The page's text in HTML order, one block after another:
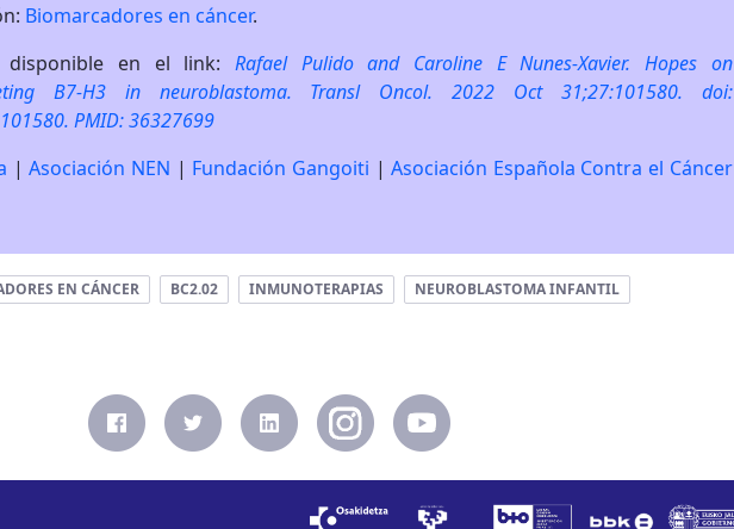
Biomarcadores en cáncer.
disponible en el link: Rafael Pulido and Caroline E Nunes-Xavier. Hopes on
B7-H3 in neuroblastoma. Transl Oncol. 2022 Oct 31;27:101580. doi:
PMID: 36327699
|Asociación NEN | Fundación Gangoiti |Asociación Española Contra el Cáncer
EN CÁNCER BC2.02 INMUNOTERAPIAS NEUROBLASTOMA INFANTIL